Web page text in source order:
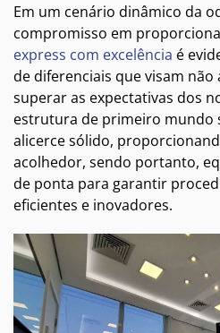
Em um cenário dinâmico da
compromisso em
express com excelência é
de diferenciais que visam não
superar as expectativas dos
estrutura de primeiro mundo
alicerce sólido,
acolhedor, sendo portanto,
de ponta para garantir
eficientes e inovadores.